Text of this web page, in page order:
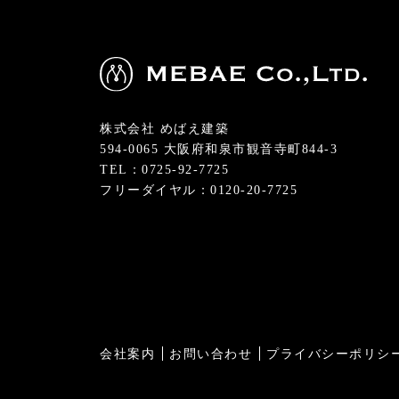
株式会社 めばえ建築
594-0065 大阪府和泉市観音寺町844-3
TEL：0725-92-7725
フリーダイヤル：0120-20-7725
会社案内 お問い合わせ プライバシーポリシ